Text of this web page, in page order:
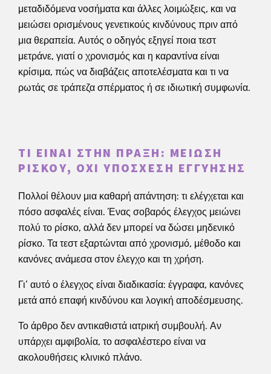
μεταδιδόμενα νοσήματα και άλλες λοιμώξεις, και να
μειώσει ορισμένους γενετικούς κινδύνους πριν από
μια θεραπεία. Αυτός ο οδηγός εξηγεί ποια τεστ
μετράνε, γιατί ο χρονισμός και η καραντίνα είναι
κρίσιμα, πώς να διαβάζεις αποτελέσματα και τι να
ρωτάς σε τράπεζα σπέρματος ή σε ιδιωτική συμφωνία.
ΤΙ ΕΊΝΑΙ ΣΤΗΝ ΠΡΆΞΗ: ΜΕΊΩΣΗ
ΡΊΣΚΟΥ, ΌΧΙ ΥΠΌΣΧΕΣΗ ΕΓΓΎΗΣΗΣ
Πολλοί θέλουν μια καθαρή απάντηση: τι ελέγχεται και
πόσο ασφαλές είναι. Ένας σοβαρός έλεγχος μειώνει
πολύ το ρίσκο, αλλά δεν μπορεί να δώσει μηδενικό
ρίσκο. Τα τεστ εξαρτώνται από χρονισμό, μέθοδο και
κανόνες ανάμεσα στον έλεγχο και τη χρήση.
Γι’ αυτό ο έλεγχος είναι διαδικασία: έγγραφα, κανόνες
μετά από επαφή κινδύνου και λογική αποδέσμευσης.
Το άρθρο δεν αντικαθιστά ιατρική συμβουλή. Αν
υπάρχει αμφιβολία, το ασφαλέστερο είναι να
ακολουθήσεις κλινικό πλάνο.